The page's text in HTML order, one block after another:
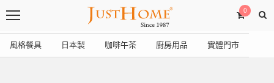
0
風格餐具 日本製 咖啡午茶 廚房用品 實體門市